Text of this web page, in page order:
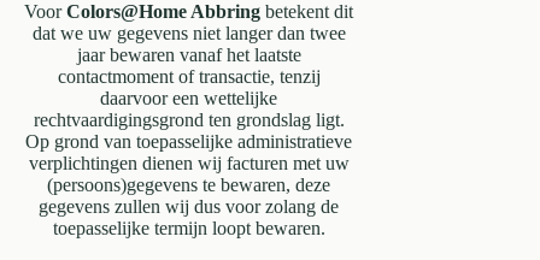
VoorColors@Home Abbring betekent dit
dat we uw gegevens niet langer dan twee
jaar bewaren vanaf het laatste
contactmoment of transactie, tenzij
daarvoor een wettelijke
rechtvaardigingsgrond ten grondslag ligt.
Op grond van toepasselijke administratieve
verplichtingen dienen wij facturen met uw
(persoons)gegevens te bewaren, deze
gegevens zullen wij dus voor zolang de
toepasselijke termijn loopt bewaren.